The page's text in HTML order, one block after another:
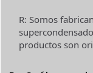
R: Somos
productos son